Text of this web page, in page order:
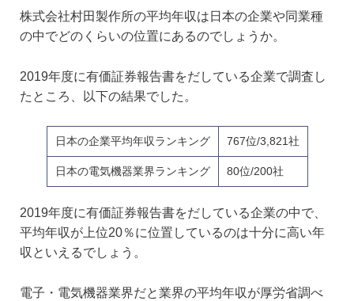
株式会社村田製作所の平均年収は日本の企業や同業種
の中でどのくらいの位置にあるのでしょうか。
2019年度に有価証券報告書をだしている企業で調査し
たところ、以下の結果でした。
日本の企業平均年収ランキング 767位/3,821社
日本の電気機器業界ランキング 80位/200社
2019年度に有価証券報告書をだしている企業の中で、
平均年収が上位20％に位置しているのは十分に高い年
収といえるでしょう。
電子・電気機器業界だと業界の平均年収が厚労省調べ